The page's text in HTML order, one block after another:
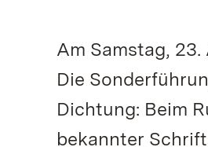
Am Samstag,
Die
Dichtung: Beim
bekannter